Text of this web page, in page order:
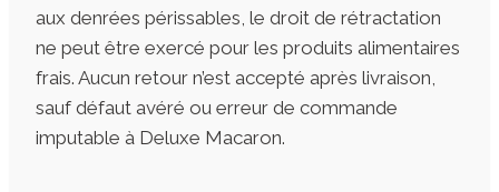
aux denrées périssables, le droit de rétractation
ne peut être exercé pour les produits alimentaires
frais. Aucun retour n’est accepté après livraison,
sauf défaut avéré ou erreur de commande
imputable à Deluxe Macaron.